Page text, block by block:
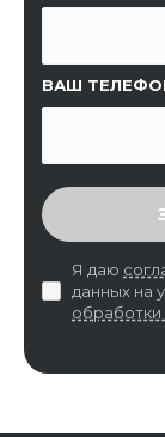
ВАШ
ВВЕДИТЕ
Я даю
данных на
обработки